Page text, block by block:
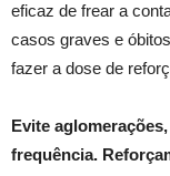
eficaz de frear a
casos graves e
fazer a dose de
Evite
frequência.